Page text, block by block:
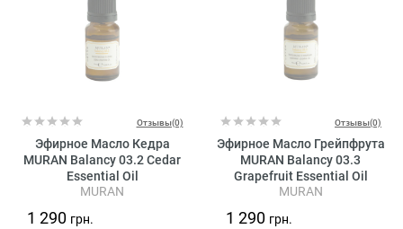
Отзывы(0)
Эфирное Масло Кедра
MURAN Balancy 03.2 Cedar
Essential Oil
MURAN
1 290 грн.
Отзывы(0)
Эфирное Масло Грейпфрута
MURAN Balancy 03.3
Grapefruit Essential Oil
MURAN
1 290 грн.